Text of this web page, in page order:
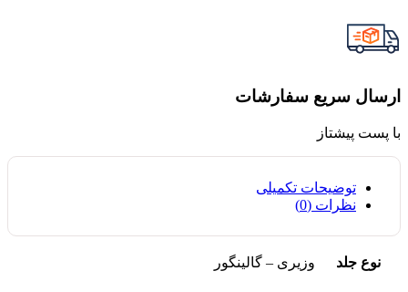
ارسال سریع سفارشات
با پست پیشتاز
توضیحات تکمیلی
نظرات (0)
نوع جلد وزیری – گالینگور